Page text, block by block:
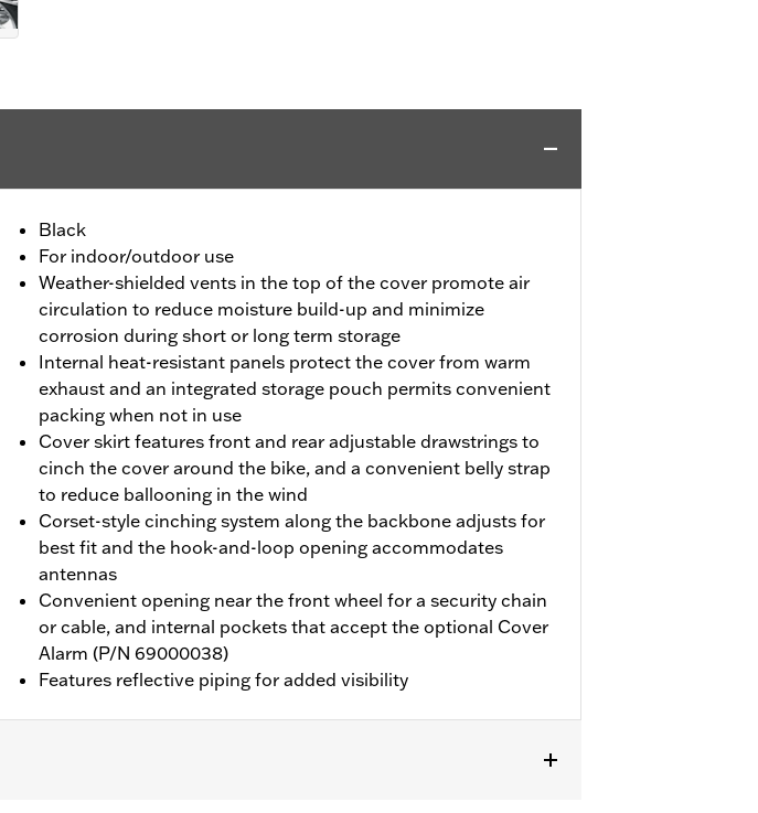
Black
For indoor/outdoor use
Weather-shielded vents in the top of the cover promote air
circulation to reduce moisture build-up and minimize
corrosion during short or long term storage
Internal heat-resistant panels protect the cover from warm
exhaust and an integrated storage pouch permits convenient
packing when not in use
Cover skirt features front and rear adjustable drawstrings to
cinch the cover around the bike, and a convenient belly strap
to reduce ballooning in the wind
Corset-style cinching system along the backbone adjusts for
best fit and the hook-and-loop opening accommodates
antennas
Convenient opening near the front wheel for a security chain
or cable, and internal pockets that accept the optional Cover
Alarm (P/N 69000038)
Features reflective piping for added visibility